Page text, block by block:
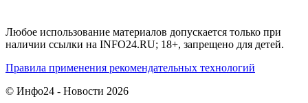
Любое использование материалов допускается только при
наличии ссылки на INFO24.RU; 18+, запрещено для детей.
Правила применения рекомендательных технологий
© Инфо24 - Новости 2026